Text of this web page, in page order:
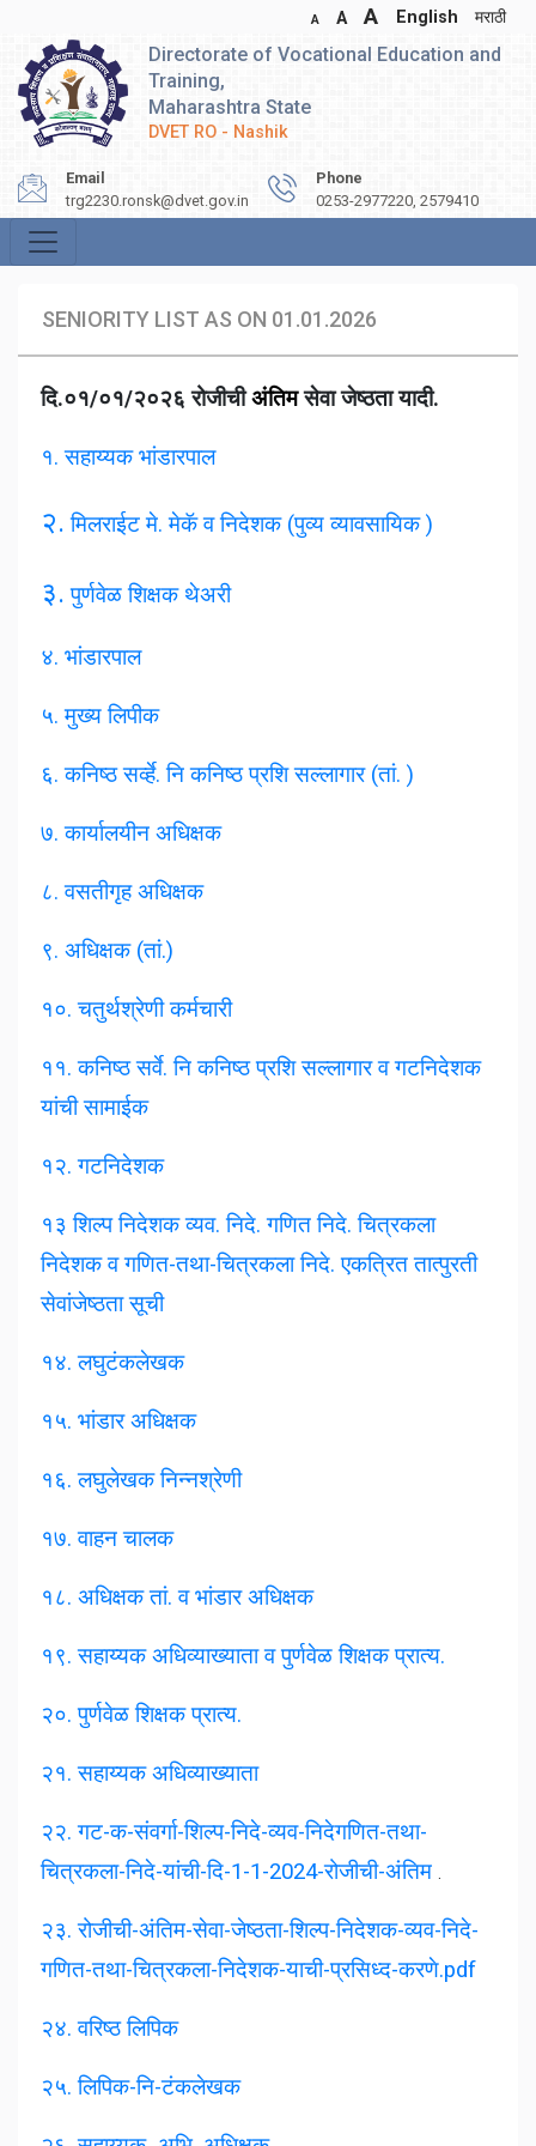
A A A English मराठी
Directorate of Vocational Education and
Training,
Maharashtra State
DVET RO - Nashik
Email
trg2230.ronsk@dvet.gov.in
Phone
0253-2977220, 2579410
SENIORITY LIST AS ON 01.01.2026
दि.०१/०१/२०२६ रोजीचीअंतिमसेवा जेष्ठता यादी.
१. सहाय्यक भांडारपाल
२. मिलराईट मे. मेकॅ व निदेशक (पुव्य व्यावसायिक )
३. पुर्णवेळ शिक्षक थेअरी
४. भांडारपाल
५. मुख्य लिपीक
६. कनिष्ठ सर्व्हे. नि कनिष्ठ प्रशि सल्लागार (तां. )
७. कार्यालयीन अधिक्षक
८. वसतीगृह अधिक्षक
९. अधिक्षक (तां.)
१०. चतुर्थश्रेणी कर्मचारी
११. कनिष्ठ सर्वे. नि कनिष्ठ प्रशि सल्लागार व गटनिदेशक
यांची सामाईक
१२. गटनिदेशक
१३ शिल्प निदेशक व्यव. निदे.गणितनिदे. चित्रकला
निदेशक व गणित-तथा-चित्रकला निदे. एकत्रित तात्पुरती
सेवांजेष्ठता सूची
१४. लघुटंकलेखक
१५. भांडार अधिक्षक
१६. लघुलेखक निन्नश्रेणी
१७. वाहन चालक
१८. अधिक्षक तां. व भांडार अधिक्षक
१९. सहाय्यक अधिव्याख्याता व पुर्णवेळ शिक्षक प्रात्य.
२०. पुर्णवेळ शिक्षक प्रात्य.
२१. सहाय्यक अधिव्याख्याता
२२. गट-क-संवर्गा-शिल्प-निदे-व्यव-निदेगणित-तथा-
चित्रकला-निदे-यांची-दि-1-1-2024-रोजीची-अंतिम .
२३. रोजीची-अंतिम-सेवा-जेष्ठता-शिल्प-निदेशक-व्यव-निदे-
गणित-तथा-चित्रकला-निदेशक-याची-प्रसिध्द-करणे.pdf
२४. वरिष्ठ लिपिक
२५. लिपिक-नि-टंकलेखक